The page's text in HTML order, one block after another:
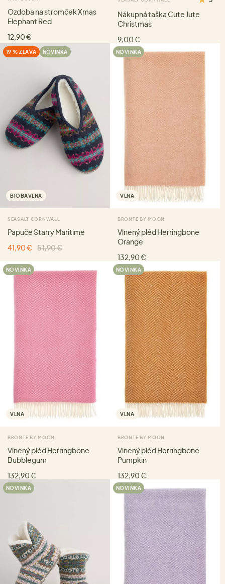
Ozdoba na stromček Xmas
Elephant Red
12,90 €
Nákupná taška Cute Jute
Christmas
9,00 €
19 % ZĽAVA NOVINKA
BIOBAVLNA
SEASALT CORNWALL
Papuče Starry Maritime
41,90 €
51,90 €
NOVINKA
VLNA
BRONTE BY MOON
Vlnený pléd Herringbone
Orange
132,90 €
NOVINKA
VLNA
BRONTE BY MOON
Vlnený pléd Herringbone
Bubblegum
132,90 €
NOVINKA
VLNA
BRONTE BY MOON
Vlnený pléd Herringbone
Pumpkin
132,90 €
NOVINKA NOVINKA